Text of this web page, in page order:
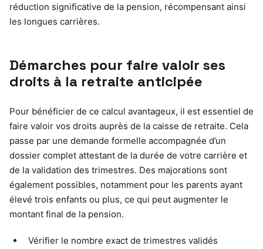
réduction significative de la pension, récompensant ainsi
les longues carrières.
Démarches pour faire valoir ses
droits à la retraite anticipée
Pour bénéficier de ce calcul avantageux, il est essentiel de
faire valoir vos droits auprès de la caisse de retraite. Cela
passe par une demande formelle accompagnée d’un
dossier complet attestant de la durée de votre carrière et
de la validation des trimestres. Des majorations sont
également possibles, notamment pour les parents ayant
élevé trois enfants ou plus, ce qui peut augmenter le
montant final de la pension.
Vérifier le nombre exact de trimestres validés